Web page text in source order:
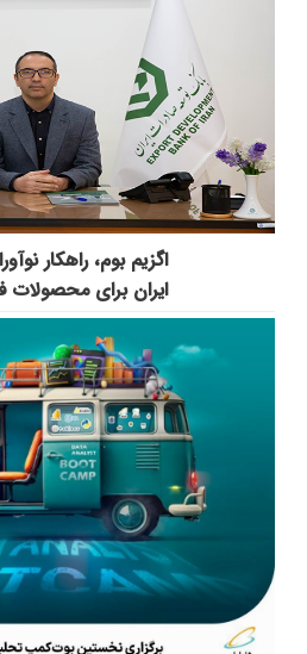
اگزیم بوم، راهکار
ایران برای محصولات